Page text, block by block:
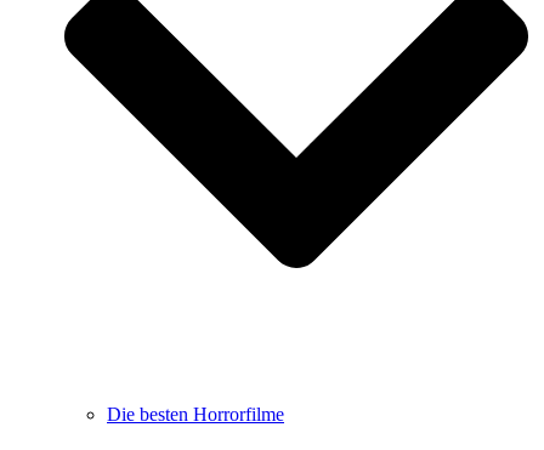
Die besten Horrorfilme